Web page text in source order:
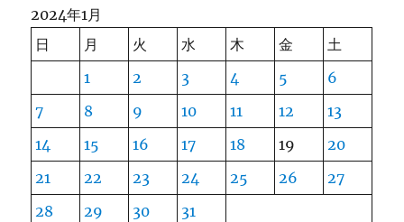
2024年1月
日
月 火 水 木 金
土
1
2 3 4 5
6
7
8 9 10 11 12
13
14
15 16 17 18 19
20
21
22 23 24 25 26
27
28
29 30 31